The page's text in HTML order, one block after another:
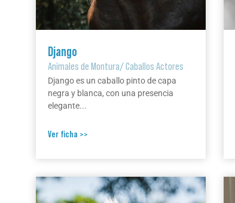
Django
Animales de Montura/Caballos Actores
Django es un caballo pinto de capa
negra y blanca, con una presencia
elegante...
Ver ficha >>